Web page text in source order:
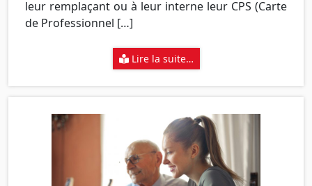
leur remplaçant ou à leur interne leur CPS (Carte
de Professionnel […]
Lire la suite…